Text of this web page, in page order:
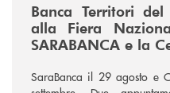
Banca Territori
alla Fiera
SARABANCA e la
SaraBanca il 29 agosto e